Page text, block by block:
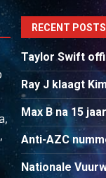
RECENT POSTS
Taylor Swift
Ray J klaagt
Max B na 15
Anti-AZC
Nationale